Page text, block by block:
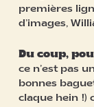
premières
d’images,
Du coup,
ce n’est pas
bonnes
claque hein !)